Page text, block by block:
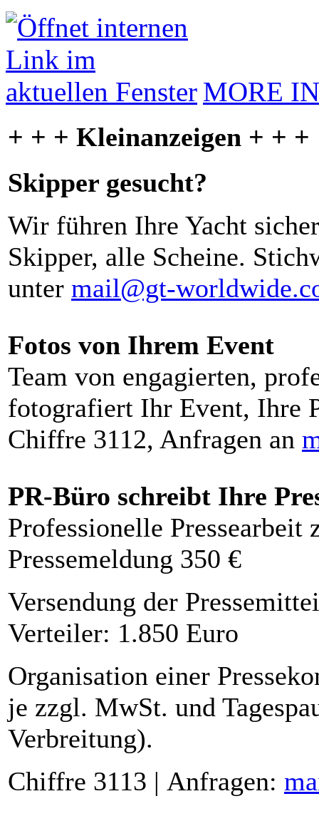
MORE
+ + + Kleinanzeigen + + +
Skipper gesucht?
Wir führen Ihre Yacht
Skipper, alle Scheine.
unter mail@gt-
Fotos von Ihrem Event
Team von engagierten,
fotografiert Ihr Event, Ihre
Chiffre 3112, Anfragen an
PR-Büro schreibt Ihre
Professionelle Pressearbeit
Pressemeldung 350 €
Versendung der
Verteiler: 1.850 Euro
Organisation einer
je zzgl. MwSt. und
Verbreitung).
Chiffre 3113 | Anfragen: